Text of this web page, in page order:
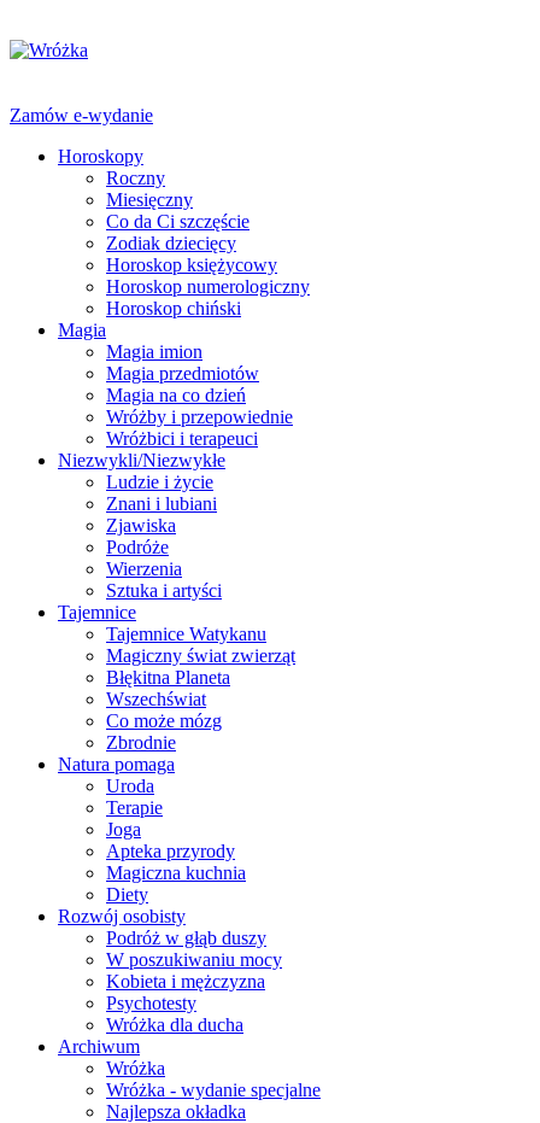
Zamów e-wydanie
Horoskopy
Roczny
Miesięczny
Co da Ci szczęście
Zodiak dziecięcy
Horoskop księżycowy
Horoskop numerologiczny
Horoskop chiński
Magia
Magia imion
Magia przedmiotów
Magia na co dzień
Wróżby i przepowiednie
Wróżbici i terapeuci
Niezwykli/Niezwykłe
Ludzie i życie
Znani i lubiani
Zjawiska
Podróże
Wierzenia
Sztuka i artyści
Tajemnice
Tajemnice Watykanu
Magiczny świat zwierząt
Błękitna Planeta
Wszechświat
Co może mózg
Zbrodnie
Natura pomaga
Uroda
Terapie
Joga
Apteka przyrody
Magiczna kuchnia
Diety
Rozwój osobisty
Podróż w głąb duszy
W poszukiwaniu mocy
Kobieta i mężczyzna
Psychotesty
Wróżka dla ducha
Archiwum
Wróżka
Wróżka - wydanie specjalne
Najlepsza okładka